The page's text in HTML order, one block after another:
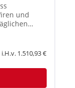
und
Mithilfe
un...
1.510,93 €